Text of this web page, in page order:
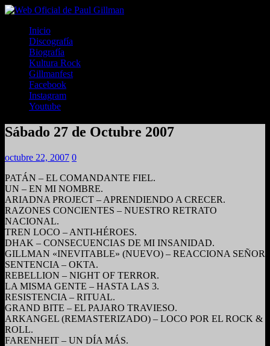
Inicio
Discografía
Biografía
Kultura Rock
Gillmanfest
Facebook
Instagram
Youtube
Sábado 27 de Octubre 2007
octubre 22, 2007 0
PATÁN – EL COMANDANTE FIEL.
UN – EN MI NOMBRE.
ARIADNA PROJECT – APRENDIENDO A CRECER.
RAZONES CONCIENTES – NUESTRO RETRATO
NACIONAL.
TREN LOCO – ANTI-HÉROES.
DHAK – CONSECUENCIAS DE MI INSANIDAD.
GILLMAN «INEVITABLE» (NUEVO) – REACCIONA SEÑOR
SENTENCIA – OKTA.
REBELLION – NIGHT OF TERROR.
LA MISMA GENTE – HASTA LAS 3.
RESISTENCIA – RITUAL.
GRAND BITE – EL PAJARO TRAVIESO.
ARKANGEL (REMASTERIZADO) – LOCO POR EL ROCK &
ROLL.
FARENHEIT – UN DÍA MÁS.